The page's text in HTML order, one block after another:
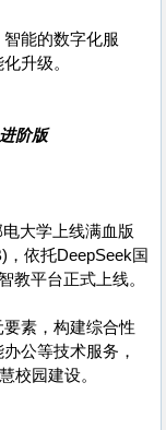
能的数字化服
升级。
阶版
大学上线满血版
，依托DeepSeek国
教平台正式上线。
素，构建综合性
公等技术服务，
校园建设。